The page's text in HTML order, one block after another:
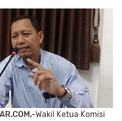
-Wakil Ketua Komisi